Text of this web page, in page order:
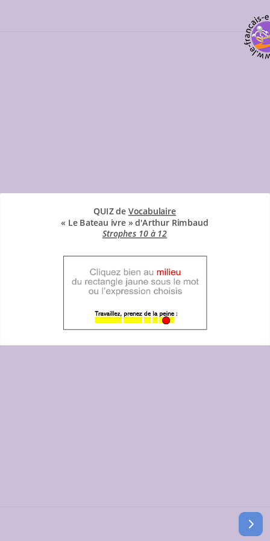
QUIZ de Vocabulaire
« Le Bateau ivre » d'Arthur Rimbaud
Strophes 10 à 12